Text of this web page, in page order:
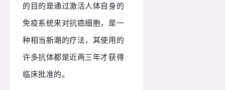
的目的是通过激活人体自身的
免疫系统来对抗癌细胞，是一
种相当新潮的疗法，其使用的
许多抗体都是近两三年才获得
临床批准的。